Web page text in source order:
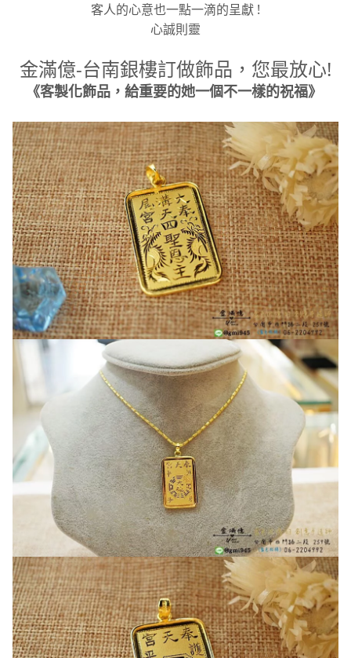
客人的心意也一點一滴的呈獻 !
心誠則靈
金滿億-台南銀樓訂做飾品，您最放心!
《客製化飾品，給重要的她一個不一樣的祝福》